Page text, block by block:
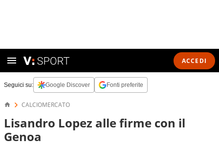
ACCEDI
Seguici su: Google Discover Fonti preferite
CALCIOMERCATO
Lisandro Lopez alle firme con il
Genoa